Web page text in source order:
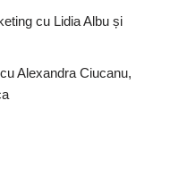
cu Lidia Albu și
Alexandra Ciucanu,